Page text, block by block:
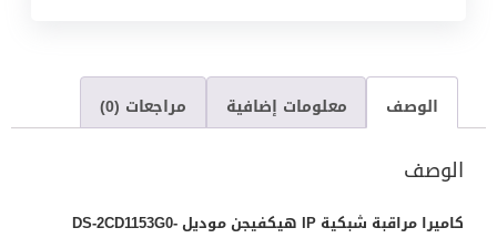
الوصف معلومات إضافية مراجعات (0)
الوصف
كاميرا مراقبة شبكية IP هيكفيجن موديل DS-2CD1153G0-